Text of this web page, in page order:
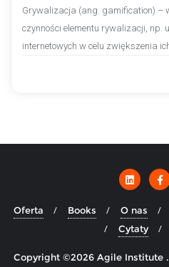
Grywalizacja (ang. gamification) –
czynności elementu rywalizacji, np.
internetowych w celu zwiększenia ich
Oferta Books O nas
Cytaty
Copyright ©2026 Agile Institute